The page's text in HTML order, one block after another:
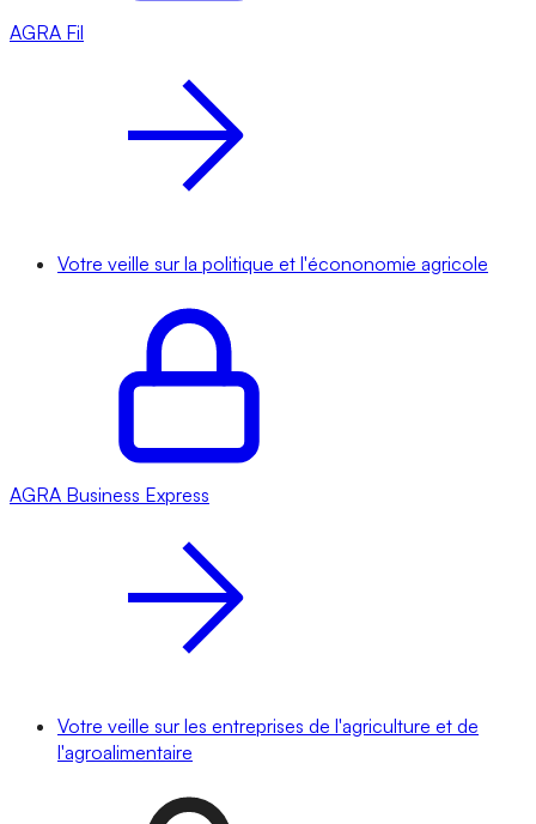
AGRA Fil
Votre veille sur la politique et l'écononomie agricole
AGRA Business Express
Votre veille sur les entreprises de l'agriculture et de
l'agroalimentaire